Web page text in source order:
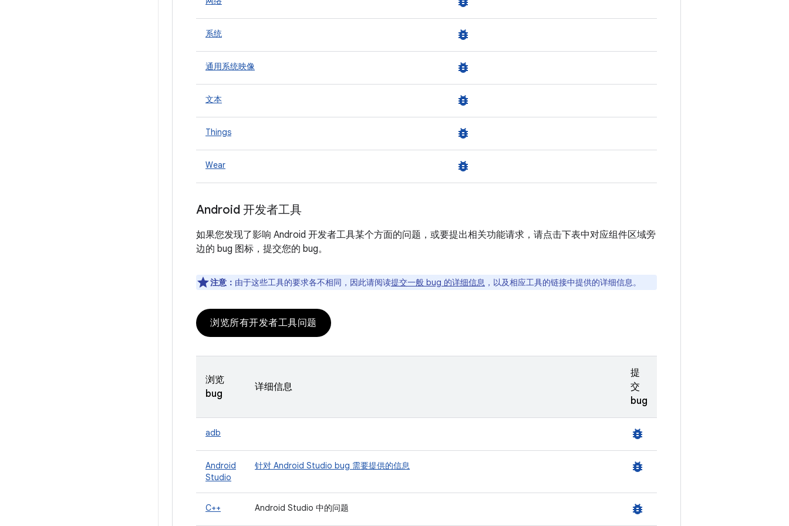
系统 bug_report
通用系统映像 bug_report
文本 bug_report
Things bug_report
Wear bug_report
Android 开发者工具
如果您发现了影响 Android 开发者工具某个方面的问题，或要提出相关功能请求，请点击下表中对应组件区域旁
边的 bug 图标，提交您的 bug。
注意： 由于这些工具的要求各不相同，因此请阅读提交一般 bug 的详细信息 ，以及相应工具的链接中提供的详细信息。
浏览所有开发者工具问题
浏览
bug
详细信息
提
交
bug
adb bug_report
Android
Studio
针对 Android Studio bug 需要提供的信息 bug_report
C++ Android Studio 中的问题 bug_report